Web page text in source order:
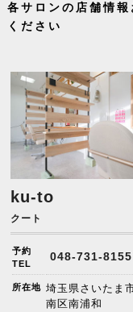
各サロンの店舗情
ください
ku-to
クート
予約
TEL
048-731-8155
所在地 埼玉県さいたま
南区南浦和